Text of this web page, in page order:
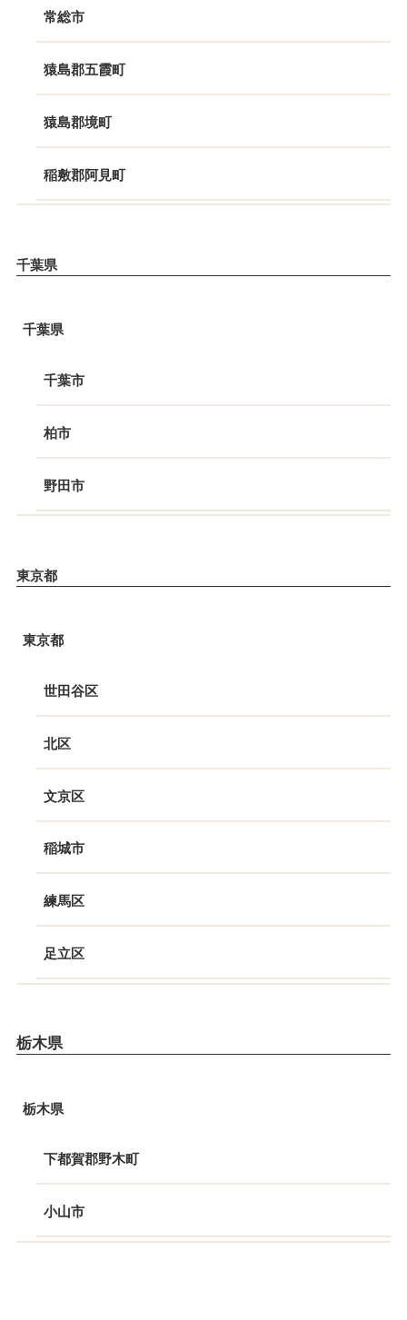
常総市
猿島郡五霞町
猿島郡境町
稲敷郡阿見町
千葉県
千葉県
千葉市
柏市
野田市
東京都
東京都
世田谷区
北区
文京区
稲城市
練馬区
足立区
栃木県
栃木県
下都賀郡野木町
小山市